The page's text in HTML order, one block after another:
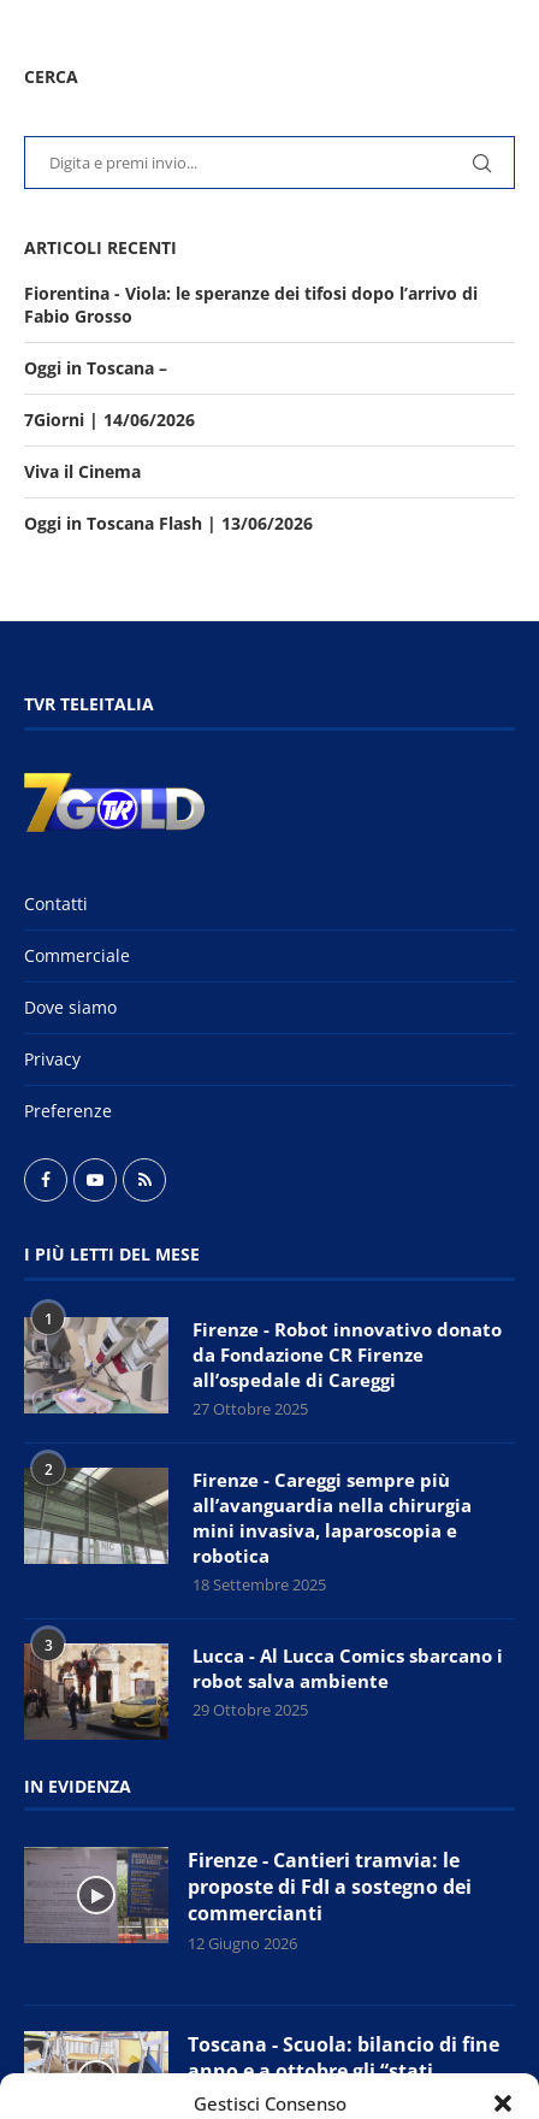
Gestisci Consenso
CERCA
ARTICOLI RECENTI
Fiorentina - Viola: le speranze dei tifosi dopo l’arrivo di
Fabio Grosso
Oggi in Toscana –
7Giorni | 14/06/2026
Viva il Cinema
Oggi in Toscana Flash | 13/06/2026
TVR TELEITALIA
Contatti
Commerciale
Dove siamo
Privacy
Preferenze
I PIÙ LETTI DEL MESE
1
Firenze - Robot innovativo donato
da Fondazione CR Firenze
all’ospedale di Careggi
27 Ottobre 2025
2
Firenze - Careggi sempre più
all’avanguardia nella chirurgia
mini invasiva, laparoscopia e
robotica
18 Settembre 2025
3
Lucca - Al Lucca Comics sbarcano i
robot salva ambiente
29 Ottobre 2025
IN EVIDENZA
Firenze - Cantieri tramvia: le
proposte di FdI a sostegno dei
commercianti
12 Giugno 2026
Toscana - Scuola: bilancio di fine
anno e a ottobre gli “stati
generali”